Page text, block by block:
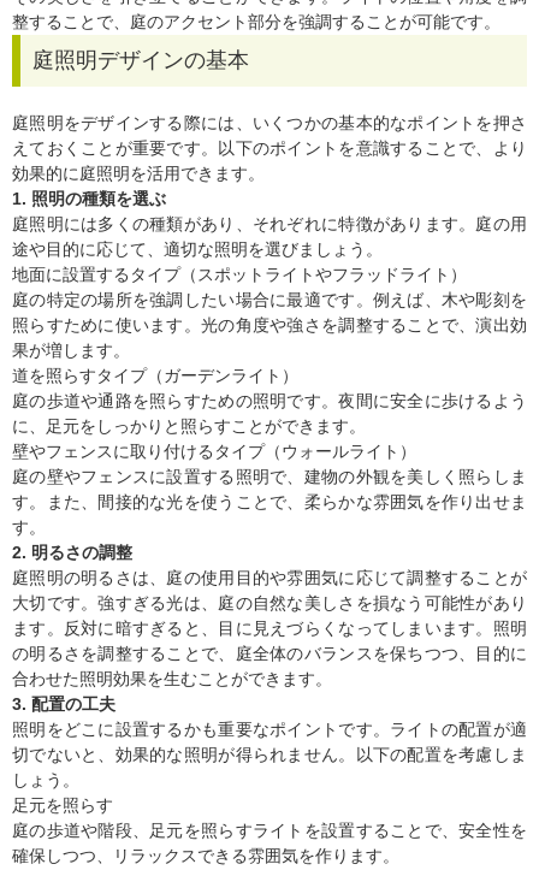
整することで、庭のアクセント部分を強調することが可能です。
庭照明デザインの基本
庭照明をデザインする際には、いくつかの基本的なポイントを押さ
えておくことが重要です。以下のポイントを意識することで、より
効果的に庭照明を活用できます。
1. 照明の種類を選ぶ
庭照明には多くの種類があり、それぞれに特徴があります。庭の用
途や目的に応じて、適切な照明を選びましょう。
地面に設置するタイプ（スポットライトやフラッドライト）
庭の特定の場所を強調したい場合に最適です。例えば、木や彫刻を
照らすために使います。光の角度や強さを調整することで、演出効
果が増します。
道を照らすタイプ（ガーデンライト）
庭の歩道や通路を照らすための照明です。夜間に安全に歩けるよう
に、足元をしっかりと照らすことができます。
壁やフェンスに取り付けるタイプ（ウォールライト）
庭の壁やフェンスに設置する照明で、建物の外観を美しく照らしま
す。また、間接的な光を使うことで、柔らかな雰囲気を作り出せま
す。
2. 明るさの調整
庭照明の明るさは、庭の使用目的や雰囲気に応じて調整することが
大切です。強すぎる光は、庭の自然な美しさを損なう可能性があり
ます。反対に暗すぎると、目に見えづらくなってしまいます。照明
の明るさを調整することで、庭全体のバランスを保ちつつ、目的に
合わせた照明効果を生むことができます。
3. 配置の工夫
照明をどこに設置するかも重要なポイントです。ライトの配置が適
切でないと、効果的な照明が得られません。以下の配置を考慮しま
しょう。
足元を照らす
庭の歩道や階段、足元を照らすライトを設置することで、安全性を
確保しつつ、リラックスできる雰囲気を作ります。